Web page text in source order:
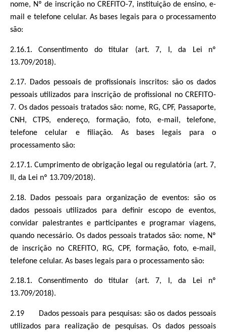
nome, Nº de inscrição no CREFITO-7, instituição de ensino, e-
mail e telefone celular. As bases legais para o processamento
são:
2.16.1. Consentimento do titular (art. 7, I, da Lei nº
13.709/2018).
2.17. Dados pessoais de profissionais inscritos: são os dados
pessoais utilizados para inscrição de profissional no CREFITO-
7. Os dados pessoais tratados são: nome, RG, CPF, Passaporte,
CNH, CTPS, endereço, formação, foto, e-mail, telefone,
telefone celular e filiação. As bases legais para o
processamento são:
2.17.1. Cumprimento de obrigação legal ou regulatória (art. 7,
II, da Lei nº 13.709/2018).
2.18. Dados pessoais para organização de eventos: são os
dados pessoais utilizados para definir escopo de eventos,
convidar palestrantes e participantes e programar viagens,
quando necessário. Os dados pessoais tratados são: nome, Nº
de inscrição no CREFITO, RG, CPF, formação, foto, e-mail,
telefone celular. As bases legais para o processamento são:
2.18.1. Consentimento do titular (art. 7, I, da Lei nº
13.709/2018).
2.19 Dados pessoais para pesquisas: são os dados pessoais
utilizados para realização de pesquisas. Os dados pessoais